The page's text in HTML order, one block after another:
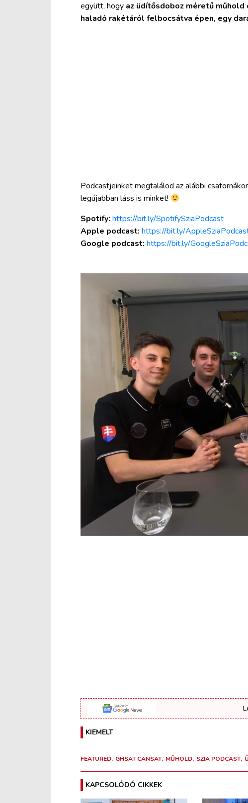
együtt, hogy az üdítősdoboz méretű
haladó rakétáról felbocsátva épen, egy
Podcastjeinket megtalálod az alábbi
legújabban láss is minket!
Spotify: https://bit.ly/SpotifySziaPodcast
Apple podcast⁠: https://bit.ly/
Google podcast⁠: https://bit.ly/
KIEMELT
FEATURED GHSAT CANSAT MŰHOLD SZIA PODCAST
KAPCSOLÓDÓ CIKKEK